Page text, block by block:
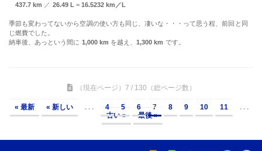
437.7 km ／ 26.49 L = 16.5232 km／L
季節も変わってないから空調の使い方も同じ、凄いな・・・って思う程、前回と同
じ燃費でした。
納車後、あっという間に 1,000 km を越え、1,300 km です。
（現在ページ）7 / 130（総ページ数）
« 最新 « 新しい . . . 4 5 6 7 8 9 10 11
. . .
古い »
最後 »